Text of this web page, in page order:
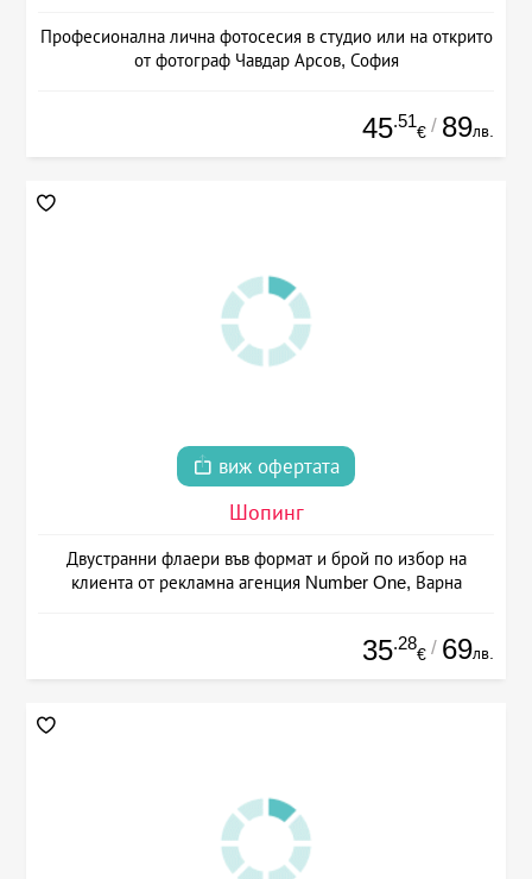
Професионална лична фотосесия в студио или на открито
от фотограф Чавдар Арсов, София
45.51
€ / 89лв.
виж офертата
Шопинг
Двустранни флаери във формат и брой по избор на
клиента от рекламна агенция Number One, Варна
35.28
€ / 69лв.